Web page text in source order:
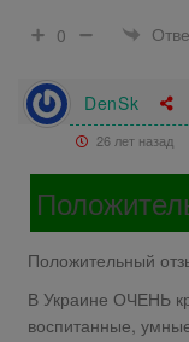
0
DenSk
26 лет назад
Положительный
В Украине ОЧЕНЬ
воспитанные,